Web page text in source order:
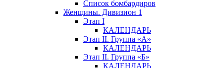
Список бомбардиров
Женщины. Дивизион 1
Этап I
КАЛЕНДАРЬ
Этап II. Группа «А»
КАЛЕНДАРЬ
Этап II. Группа «Б»
КАЛЕНДАРЬ